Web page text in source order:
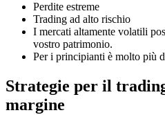
Perdite estreme
Trading ad alto rischio
I mercati altamente volatili
vostro patrimonio.
Per i principianti è molto più
Strategie per il
margine